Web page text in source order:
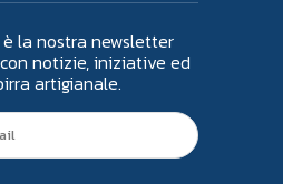
è la nostra newsletter
notizie, iniziative ed
artigianale.